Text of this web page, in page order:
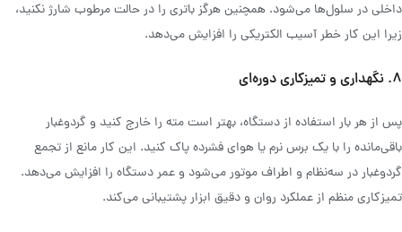
داخلی در سلول‌ها می‌شود. همچنین هرگز باتری را در حالت مرطوب شارژ نکنید،
زیرا این کار خطر آسیب الکتریکی را افزایش می‌دهد.
۸. نگهداری و تمیزکاری دوره‌ای
پس از هر بار استفاده از دستگاه، بهتر است مته را خارج کنید و گردوغبار
باقی‌مانده را با یک برس نرم یا هوای فشرده پاک کنید. این کار مانع از تجمع
گردوغبار در سه‌نظام و اطراف موتور می‌شود و عمر دستگاه را افزایش می‌دهد.
تمیزکاری منظم از عملکرد روان و دقیق ابزار پشتیبانی می‌کند.